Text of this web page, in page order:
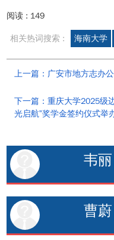
阅读 : 149
相关热词搜索 : 海南大学
上一篇：广安市地方志办
下一篇：重庆大学2025级
光启航”奖学金签约仪式举
韦丽
曹蔚